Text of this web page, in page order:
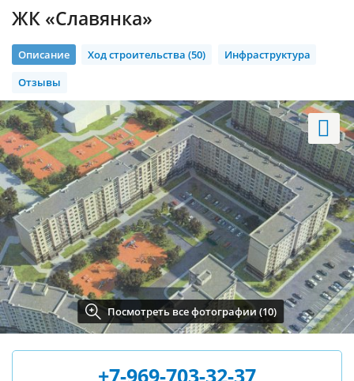
ЖК «Славянка»
Описание Ход строительства (50)
Инфраструктура
Отзывы
Посмотреть все фотографии (10)